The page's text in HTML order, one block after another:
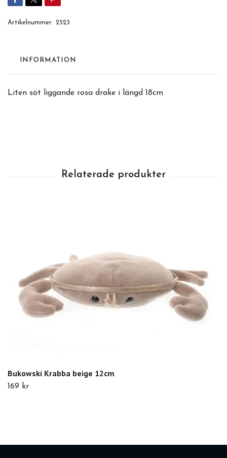
Artikelnummer: 2523
INFORMATION
Liten söt liggande rosa drake i längd 18cm
Bukowski Krabba beige 12cm
169 kr